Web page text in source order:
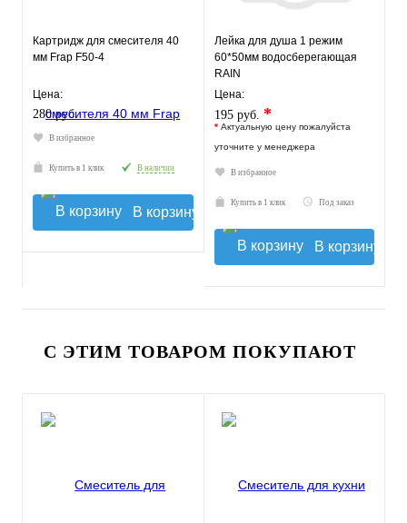
Картридж для смесителя 40
мм Frap F50-4
Цена:
280 руб.
В избранное
Купить в 1 клик В наличии
В корзину
Лейка для душа 1 режим
60*50мм водосберегающая
RAIN
Цена:
195 руб. *
* Актуальную цену пожалуйста
уточните у менеджера
В избранное
Купить в 1 клик Под заказ
В корзину
С ЭТИМ ТОВАРОМ ПОКУПАЮТ